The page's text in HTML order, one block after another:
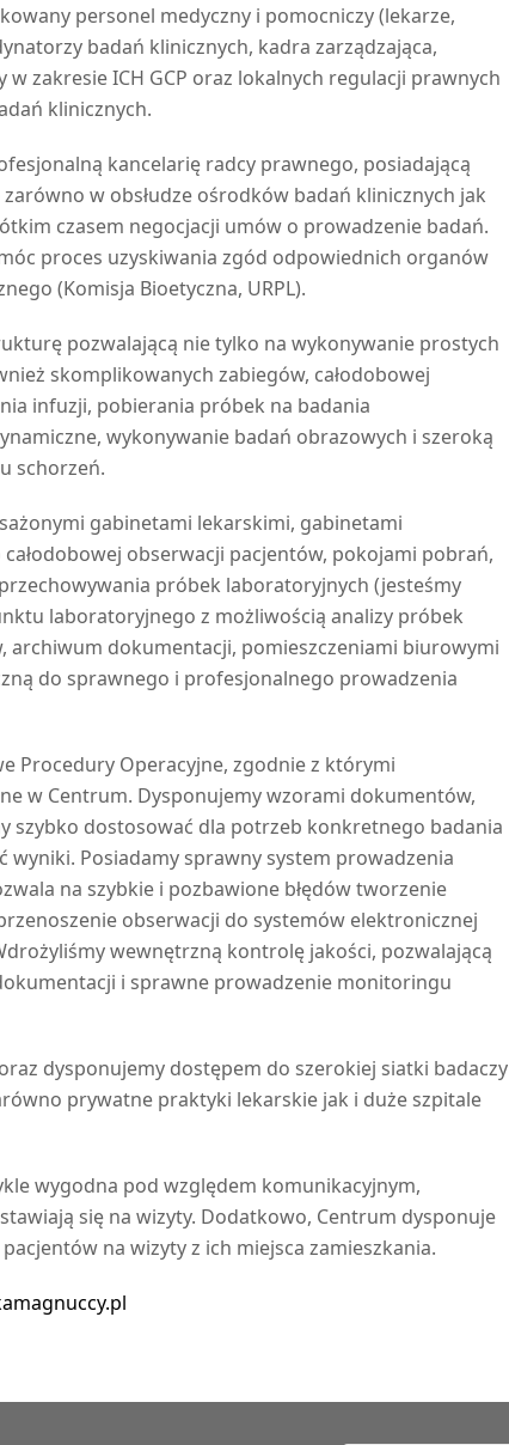
personel medyczny i pomocniczy (lekarze,
badań klinicznych, kadra zarządzająca,
zakresie ICH GCP oraz lokalnych regulacji prawnych
klinicznych.
kancelarię radcy prawnego, posiadającą
w obsłudze ośrodków badań klinicznych jak
czasem negocjacji umów o prowadzenie badań.
proces uzyskiwania zgód odpowiednich organów
(Komisja Bioetyczna, URPL).
pozwalającą nie tylko na wykonywanie prostych
skomplikowanych zabiegów, całodobowej
infuzji, pobierania próbek na badania
wykonywanie badań obrazowych i szeroką
schorzeń.
gabinetami lekarskimi, gabinetami
obserwacji pacjentów, pokojami pobrań,
próbek laboratoryjnych (jesteśmy
laboratoryjnego z możliwością analizy próbek
archiwum dokumentacji, pomieszczeniami biurowymi
do sprawnego i profesjonalnego prowadzenia
Procedury Operacyjne, zgodnie z którymi
w Centrum. Dysponujemy wzorami dokumentów,
szybko dostosować dla potrzeb konkretnego badania
wyniki. Posiadamy sprawny system prowadzenia
na szybkie i pozbawione błędów tworzenie
obserwacji do systemów elektronicznej
wewnętrzną kontrolę jakości, pozwalającą
i sprawne prowadzenie monitoringu
dysponujemy dostępem do szerokiej siatki badaczy
prywatne praktyki lekarskie jak i duże szpitale
wygodna pod względem komunikacyjnym,
się na wizyty. Dodatkowo, Centrum dysponuje
na wizyty z ich miejsca zamieszkania.